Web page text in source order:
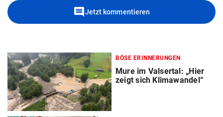
commentJetzt kommentieren
BÖSE ERINNERUNGEN
Mure im Valsertal: „Hier
zeigt sich Klimawandel“